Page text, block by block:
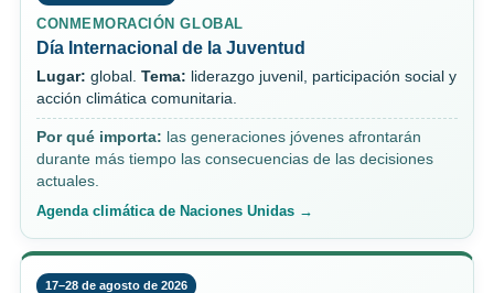
CONMEMORACIÓN GLOBAL
Día Internacional de la Juventud
Lugar: global. Tema: liderazgo juvenil, participación social y
acción climática comunitaria.
Por qué importa: las generaciones jóvenes afrontarán
durante más tiempo las consecuencias de las decisiones
actuales.
Agenda climática de Naciones Unidas →
17–28 de agosto de 2026